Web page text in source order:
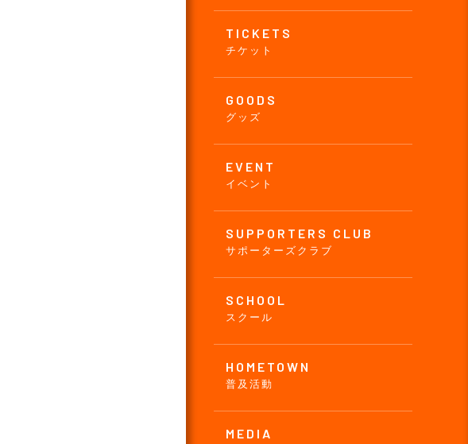
TICKETS
チケット
GOODS
グッズ
EVENT
イベント
SUPPORTERS CLUB
サポーターズクラブ
SCHOOL
スクール
HOMETOWN
普及活動
MEDIA